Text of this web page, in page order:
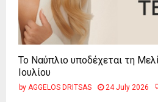
Το Ναύπλιο υποδέχεται τη
Ιουλίου
by AGGELOS DRITSAS 24 July 2026